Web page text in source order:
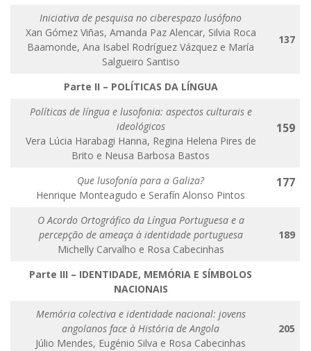
Iniciativa de pesquisa no ciberespazo lusófono
Xan Gómez Viñas, Amanda Paz Alencar, Silvia Roca
Baamonde, Ana Isabel Rodríguez Vázquez e María
Salgueiro Santiso
137
Parte II – POLÍTICAS DA LÍNGUA
Políticas de língua e lusofonia: aspectos culturais e
ideológicos
Vera Lúcia Harabagi Hanna, Regina Helena Pires de
Brito e Neusa Barbosa Bastos
159
Que lusofonía para a Galiza?
Henrique Monteagudo e Serafín Alonso Pintos
177
O Acordo Ortográfico da Língua Portuguesa e a
percepção de ameaça à identidade portuguesa
Michelly Carvalho e Rosa Cabecinhas
189
Parte III – IDENTIDADE, MEMÓRIA E SÍMBOLOS
NACIONAIS
Memória colectiva e identidade nacional: jovens
angolanos face à História de Angola
Júlio Mendes, Eugénio Silva e Rosa Cabecinhas
205